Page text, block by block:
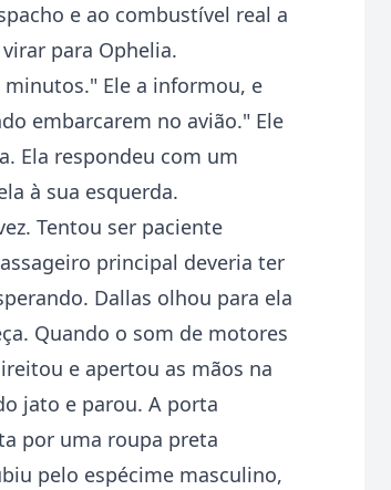
e ao combustível real a
para Ophelia.
minutos." Ele a informou, e
embarcarem no avião." Ele
Ela respondeu com um
à sua esquerda.
Tentou ser paciente
principal deveria ter
Dallas olhou para ela
Quando o som de motores
e apertou as mãos na
jato e parou. A porta
por uma roupa preta
pelo espécime masculino,